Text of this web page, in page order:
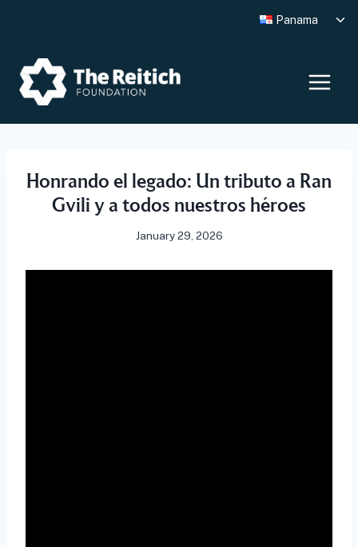
Panama
Honrando el legado: Un tributo a Ran
Gvili y a todos nuestros héroes
January 29, 2026